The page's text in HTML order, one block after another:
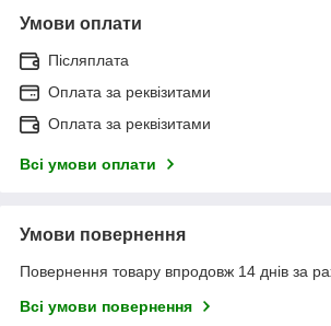
Умови оплати
Післяплата
Оплата за реквізитами
Оплата за реквізитами
Всі умови оплати
Умови повернення
Повернення товару впродовж 14 днів за
Всі умови повернення